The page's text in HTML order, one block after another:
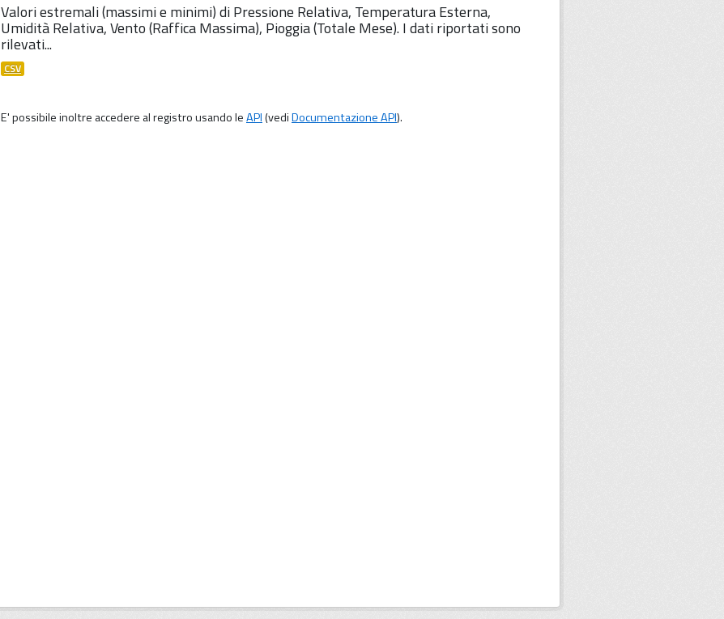
Valori estremali (massimi e minimi) di Pressione Relativa, Temperatura Esterna,
Umidità Relativa, Vento (Raffica Massima), Pioggia (Totale Mese). I dati riportati sono
rilevati...
CSV
E' possibile inoltre accedere al registro usando leAPI(vediDocumentazione API).